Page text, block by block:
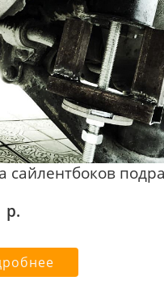
сайлентбоков
р.